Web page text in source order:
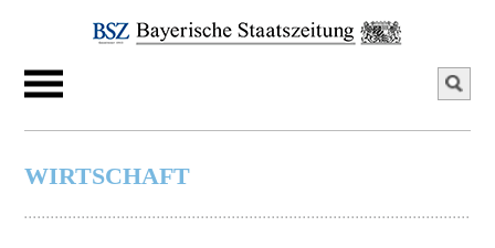
WIRTSCHAFT